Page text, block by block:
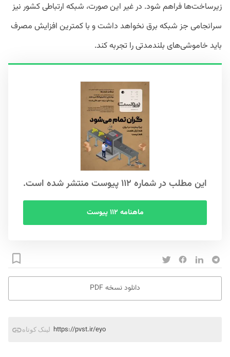
زیرساخت‌ها فراهم شود. در غیر این ‌صورت، شبکه ارتباطی کشور نیز
سرانجامی جز شبکه برق نخواهد داشت و با کمترین افزایش مصرف
باید خاموشی‌های بلندمدتی را تجربه کند.
این مطلب در شماره ۱۱۲ پیوست منتشر شده است.
ماهنامه ۱۱۲ پیوست
دانلود نسخه PDF
لینک کوتاه https://pvst.ir/eyo